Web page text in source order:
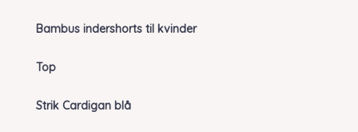
Bambus indershorts til kvinder
Top
Strik Cardigan blå